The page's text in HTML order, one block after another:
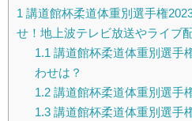
1 講道館杯柔道体重別選手権
せ！地上波テレビ放送やライブ
1.1 講道館杯柔道体重別選手
わせは？
1.2講道館杯柔道体重別選手
1.3講道館杯柔道体重別選手